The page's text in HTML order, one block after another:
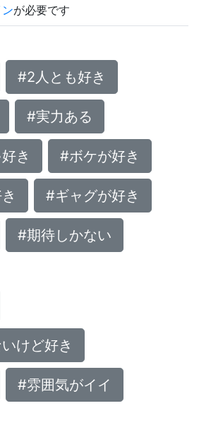
が必要です
#2人とも好き
#実力ある
き #ボケが好き
#ギャグが好き
#期待しかない
けど好き
#雰囲気がイイ